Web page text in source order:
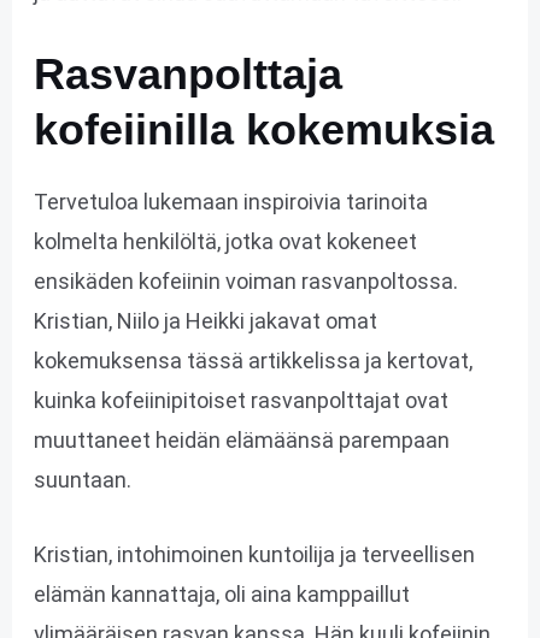
Rasvanpolttaja
kofeiinilla kokemuksia
Tervetuloa lukemaan inspiroivia tarinoita
kolmelta henkilöltä, jotka ovat kokeneet
ensikäden kofeiinin voiman rasvanpoltossa.
Kristian, Niilo ja Heikki jakavat omat
kokemuksensa tässä artikkelissa ja kertovat,
kuinka kofeiinipitoiset rasvanpolttajat ovat
muuttaneet heidän elämäänsä parempaan
suuntaan.
Kristian, intohimoinen kuntoilija ja terveellisen
elämän kannattaja, oli aina kamppaillut